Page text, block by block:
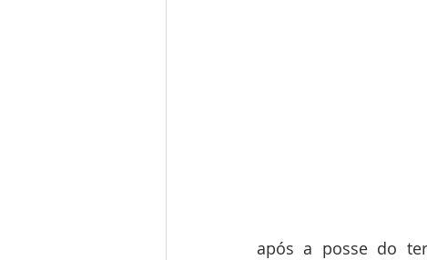
após a posse do